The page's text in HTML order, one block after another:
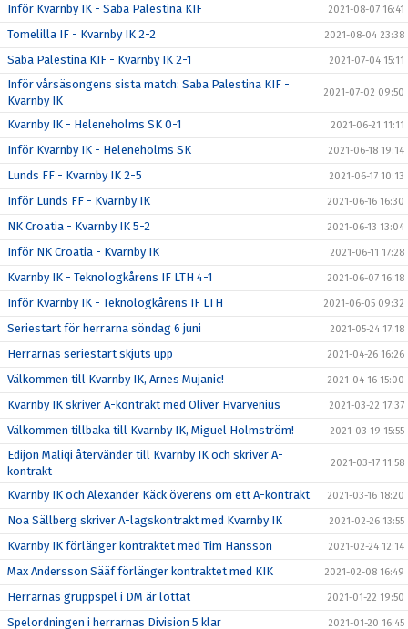
Inför Kvarnby IK - Saba Palestina KIF 2021-08-07 16:41
Tomelilla IF - Kvarnby IK 2-2 2021-08-04 23:38
Saba Palestina KIF - Kvarnby IK 2-1 2021-07-04 15:11
Inför vårsäsongens sista match: Saba Palestina KIF -
Kvarnby IK
2021-07-02 09:50
Kvarnby IK - Heleneholms SK 0-1 2021-06-21 11:11
Inför Kvarnby IK - Heleneholms SK 2021-06-18 19:14
Lunds FF - Kvarnby IK 2-5 2021-06-17 10:13
Inför Lunds FF - Kvarnby IK 2021-06-16 16:30
NK Croatia - Kvarnby IK 5-2 2021-06-13 13:04
Inför NK Croatia - Kvarnby IK 2021-06-11 17:28
Kvarnby IK - Teknologkårens IF LTH 4-1 2021-06-07 16:18
Inför Kvarnby IK - Teknologkårens IF LTH 2021-06-05 09:32
Seriestart för herrarna söndag 6 juni 2021-05-24 17:18
Herrarnas seriestart skjuts upp 2021-04-26 16:26
Välkommen till Kvarnby IK, Arnes Mujanic! 2021-04-16 15:00
Kvarnby IK skriver A-kontrakt med Oliver Hvarvenius 2021-03-22 17:37
Välkommen tillbaka till Kvarnby IK, Miguel Holmström! 2021-03-19 15:55
Edijon Maliqi återvänder till Kvarnby IK och skriver A-
kontrakt
2021-03-17 11:58
Kvarnby IK och Alexander Käck överens om ett A-kontrakt 2021-03-16 18:20
Noa Sällberg skriver A-lagskontrakt med Kvarnby IK 2021-02-26 13:55
Kvarnby IK förlänger kontraktet med Tim Hansson 2021-02-24 12:14
Max Andersson Sääf förlänger kontraktet med KIK 2021-02-08 16:49
Herrarnas gruppspel i DM är lottat 2021-01-22 19:50
Spelordningen i herrarnas Division 5 klar 2021-01-20 16:45